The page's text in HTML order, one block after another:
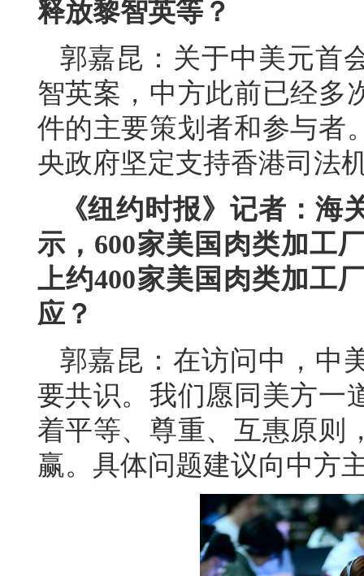
释放黎智英等？
郭嘉昆：关于中美元首
智英案，中方此前已经多
件的主要策划者和参与者
央政府坚定支持香港司法
《纽约时报》记者：
示，600家美国肉类加工
上约400家美国肉类加工
应？
郭嘉昆：在访问中，中
要共识。我们愿同美方一
着平等、尊重、互惠原则
赢。具体问题建议向中方